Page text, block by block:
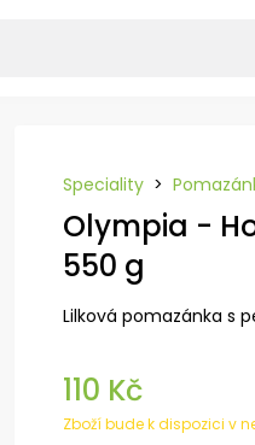
Speciality >
Olympia -
550 g
Lilková pomazánka s
110 Kč
Zboží bude k dispozici v